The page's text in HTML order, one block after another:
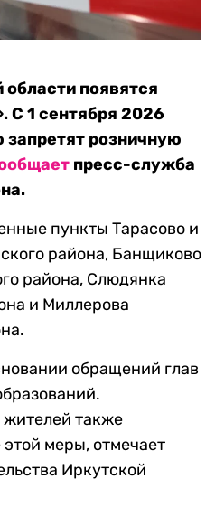
появятся
С 1 сентября 2026
запретят розничную
пресс-служба
пункты Тарасово и
района, Банщиково
района, Слюдянка
и Миллерова
обращений глав
также
меры, отмечает
Иркутской